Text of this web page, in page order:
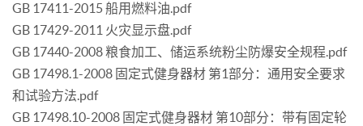
GB 17411-2015 船用燃料油.pdf
GB 17429-2011 火灾显示盘.pdf
GB 17440-2008 粮食加工、储运系统粉尘防爆安全规程.pdf
GB 17498.1-2008 固定式健身器材 第1部分：通用安全要求
和试验方法.pdf
GB 17498.10-2008 固定式健身器材 第10部分：带有固定轮